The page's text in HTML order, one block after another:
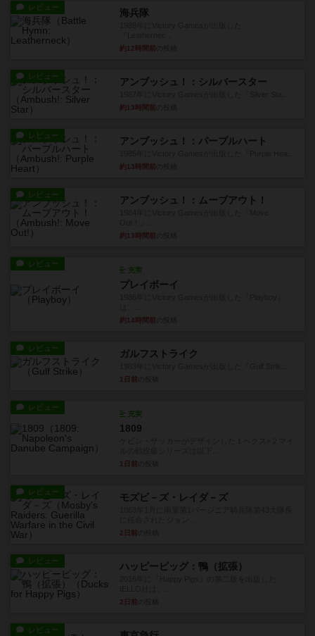
レビュー 海兵隊
約12時間前
レビュー アンブッシュ！：シルバースター
約13時間前
レビュー アンブッシュ！：パープルハート
約13時間前
レビュー アンブッシュ！：ムーブアウト！
約13時間前
レビュー
充実
プレイボーイ
約14時間前
レビュー ガルフストライク
1日前
レビュー
充実
1809
1日前
レビュー モズビ－ズ・レイダ－ズ
2日前
レビュー ハッピーピッグ：鴨（拡張）
2日前
レビュー